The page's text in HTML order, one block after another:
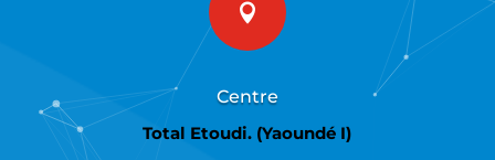

Centre
Total Etoudi. (Yaoundé I)